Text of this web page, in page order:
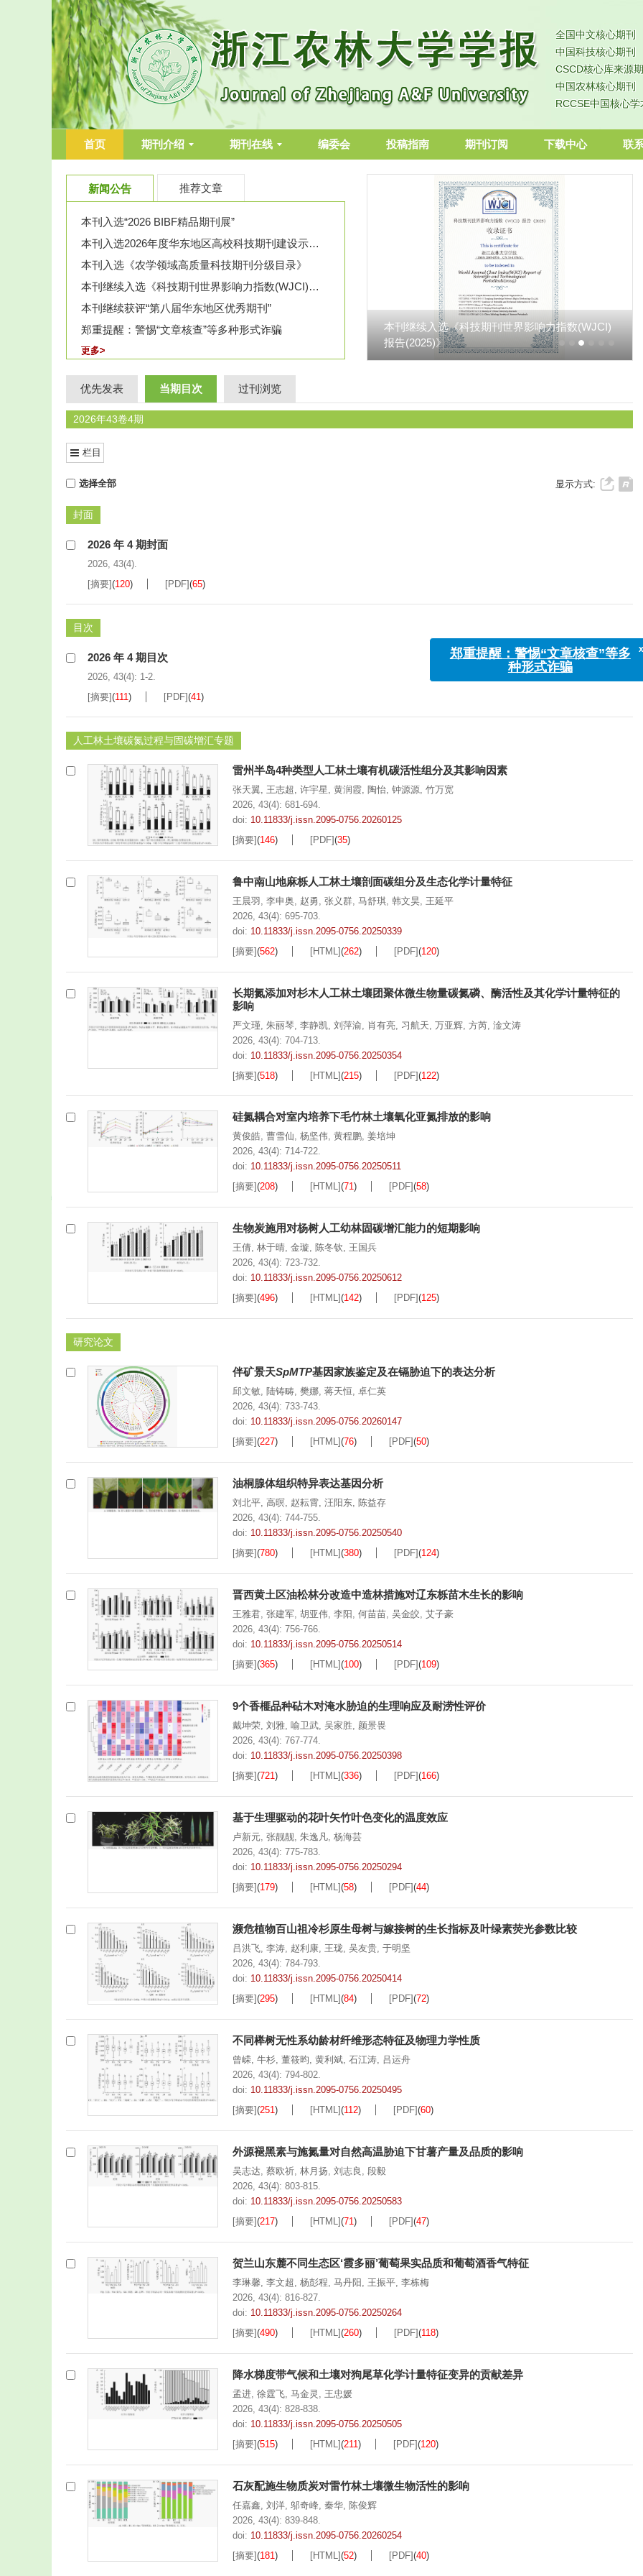
全国中文核心期刊
中国科技核心期刊
CSCD核心库来源
中国农林核心期刊
RCCSE中国核心学
首页 期刊介绍 期刊在线 编委会 投稿指南 期刊订阅 下载中心 联
新闻公告 推荐文章
本刊入选“2026 BIBF精品期刊展”
更多>
本刊入选2026年度华东地区高校科技期刊建设示范案例库·百佳科技期刊
更多>
本刊入选《农学领域高质量科技期刊分级目录》
更多>
本刊继续入选《科技期刊世界影响力指数(WJCI)报告(2025)》
更多>
本刊继续获评“第八届华东地区优秀期刊”
更多>
郑重提醒：警惕“文章核查”等多种形式诈骗
更多>
伴矿景天
基因家族鉴定及在镉胁迫下的表达分析
生物炭施用对杨树人工幼林固碳增汇能力的短期影响
硅氮耦合对室内培养下毛竹林土壤氧化亚氮排放的影响
本刊影响因子突破3.0！
优先发表 当期目次 过刊浏览
2026年43卷4期
栏目
选择全部 显示方式:
封面
2026 年 4 期封面
2026, 43(4).
[摘要](120) [PDF](65)
目次
2026 年 4 期目次
2026, 43(4): 1-2.
[摘要](111) [PDF](41)
人工林土壤碳氮过程与固碳增汇专题
雷州半岛4种类型人工林土壤有机碳活性组分及其影响因素
张天翼, 王志超, 许宇星, 黄润霞, 陶怡, 钟源源, 竹万宽
2026, 43(4): 681-694.
doi: 10.11833/j.issn.2095-0756.20260125
[摘要](146) [PDF](35)
鲁中南山地麻栎人工林土壤剖面碳组分及生态化学计量特征
王晨羽 , 李申奥, 赵勇, 张义群, 马舒琪, 韩文昊, 王延平
2026, 43(4): 695-703.
doi: 10.11833/j.issn.2095-0756.20250339
[摘要](562) [HTML](262) [PDF](120)
长期氮添加对杉木人工林土壤团聚体微生物量碳氮磷、酶活性及其化学计量特征的
影响
严文瑾, 朱丽琴, 李静凯, 刘萍渝, 肖有亮, 习航天, 万亚辉, 方芮, 淦文涛
2026, 43(4): 704-713.
doi: 10.11833/j.issn.2095-0756.20250354
[摘要](518) [HTML](215) [PDF](122)
硅氮耦合对室内培养下毛竹林土壤氧化亚氮排放的影响
黄俊皓, 曹雪仙, 杨坚伟, 黄程鹏, 姜培坤
2026, 43(4): 714-722.
doi: 10.11833/j.issn.2095-0756.20250511
[摘要](208) [HTML](71) [PDF](58)
生物炭施用对杨树人工幼林固碳增汇能力的短期影响
王倩, 林于晴, 金璇, 陈冬钦, 王国兵
2026, 43(4): 723-732.
doi: 10.11833/j.issn.2095-0756.20250612
[摘要](496) [HTML](142) [PDF](125)
研究论文
伴矿景天SpMTP基因家族鉴定及在镉胁迫下的表达分析
邱文敏, 陆铸畴, 樊娜, 蒋天恒, 卓仁英
2026, 43(4): 733-743.
doi: 10.11833/j.issn.2095-0756.20260147
[摘要](227) [HTML](76) [PDF](50)
油桐腺体组织特异表达基因分析
刘北平, 高暝, 赵耘霄, 汪阳东, 陈益存
2026, 43(4): 744-755.
doi: 10.11833/j.issn.2095-0756.20250540
[摘要](780) [HTML](380) [PDF](124)
晋西黄土区油松林分改造中造林措施对辽东栎苗木生长的影响
王雅君, 张建军, 胡亚伟, 李阳 , 何苗苗, 吴金皎, 艾子豪
2026, 43(4): 756-766.
doi: 10.11833/j.issn.2095-0756.20250514
[摘要](365) [HTML](100) [PDF](109)
9个香榧品种砧木对淹水胁迫的生理响应及耐涝性评价
戴坤荣, 刘雅, 喻卫武, 吴家胜, 颜景畏
2026, 43(4): 767-774.
doi: 10.11833/j.issn.2095-0756.20250398
[摘要](721) [HTML](336) [PDF](166)
基于生理驱动的花叶矢竹叶色变化的温度效应
卢新元, 张靓靓, 朱逸凡, 杨海芸
2026, 43(4): 775-783.
doi: 10.11833/j.issn.2095-0756.20250294
[摘要](179) [HTML](58) [PDF](44)
濒危植物百山祖冷杉原生母树与嫁接树的生长指标及叶绿素荧光参数比较
吕洪飞, 李涛, 赵利康, 王珑, 吴友贵, 于明坚
2026, 43(4): 784-793.
doi: 10.11833/j.issn.2095-0756.20250414
[摘要](295) [HTML](84) [PDF](72)
不同榉树无性系幼龄材纤维形态特征及物理力学性质
曾嵘, 牛杉, 董筱昀, 黄利斌, 石江涛, 吕运舟
2026, 43(4): 794-802.
doi: 10.11833/j.issn.2095-0756.20250495
[摘要](251) [HTML](112) [PDF](60)
外源褪黑素与施氮量对自然高温胁迫下甘薯产量及品质的影响
吴志达, 蔡欧祈, 林月扬, 刘志良 , 段毅
2026, 43(4): 803-815.
doi: 10.11833/j.issn.2095-0756.20250583
[摘要](217) [HTML](71) [PDF](47)
贺兰山东麓不同生态区‘霞多丽’葡萄果实品质和葡萄酒香气特征
李琳馨, 李文超, 杨彭程, 马丹阳 , 王振平, 李栋梅
2026, 43(4): 816-827.
doi: 10.11833/j.issn.2095-0756.20250264
[摘要](490) [HTML](260) [PDF](118)
降水梯度带气候和土壤对狗尾草化学计量特征变异的贡献差异
孟进, 徐霆飞, 马金灵 , 王忠媛
2026, 43(4): 828-838.
doi: 10.11833/j.issn.2095-0756.20250505
[摘要](515) [HTML](211) [PDF](120)
石灰配施生物质炭对雷竹林土壤微生物活性的影响
任嘉鑫, 刘洋, 邬奇峰, 秦华, 陈俊辉
2026, 43(4): 839-848.
doi: 10.11833/j.issn.2095-0756.20260254
[摘要](181) [HTML](52) [PDF](40)
种形式诈骗